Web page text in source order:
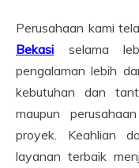
Perusahaan kami
Bekasi selama
pengalaman lebih
kebutuhan dan
maupun
proyek. Keahlian
layanan terbaik